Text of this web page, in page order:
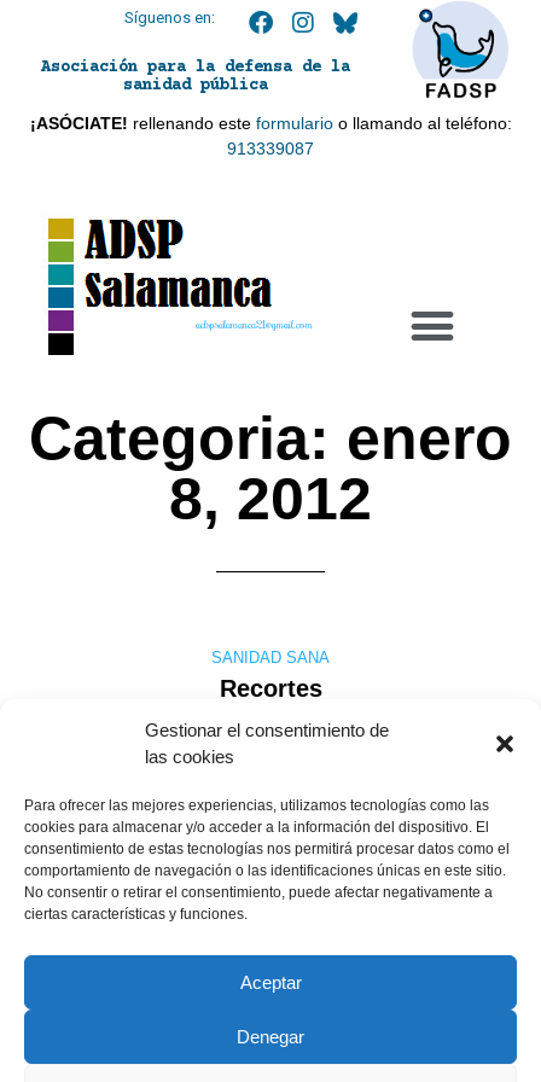
Gestionar el consentimiento de
las cookies
Para ofrecer las mejores experiencias, utilizamos tecnologías como las
cookies para almacenar y/o acceder a la información del dispositivo. El
consentimiento de estas tecnologías nos permitirá procesar datos como el
comportamiento de navegación o las identificaciones únicas en este sitio.
No consentir o retirar el consentimiento, puede afectar negativamente a
ciertas características y funciones.
Aceptar
Denegar
Síguenos en:
Asociación para la defensa de la
sanidad pública
¡ASÓCIATE! rellenando este formularioo llamando al teléfono:
913339087
adspsalamanca21@gmail.com
Categoria: enero
8, 2012
SANIDAD SANA
Recortes
de la vida pública. Pero ¿Quién recorta y para que? Los
ciudadanos debemos conocer la respuesta a estas preguntas.
El fin de semana de navidad 2.000 personas aproximadamente
han acudido al Servicio de urgencias del hospital de Salamanca
aquejados de alguna dolencia. ….
Copyright © 2022 ADSP Salamanca. Todos los derechos